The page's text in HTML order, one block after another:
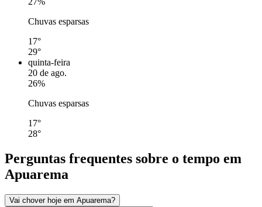
Chuvas esparsas
17°
29°
quinta-feira
20 de ago.
26%
Chuvas esparsas
17°
28°
Perguntas frequentes sobre o tempo em
Apuarema
Vai chover hoje em Apuarema?